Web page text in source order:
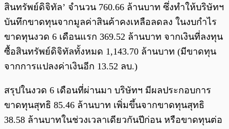
สินทรัพย์ดิจิทัล’ จำนวน 760.66 ล้านบาท ซึ่งทำให้บริษัทฯ
บันทึกขาดทุนจากมูลค่าสินค้าคงเหลือลดลง ในงบกำไร
ขาดทุนงวด 6 เดือนแรก 369.52 ล้านบาท จากเงินที่ลงทุน
ซื้อสินทรัพย์ดิจิทัลทั้งหมด 1,143.70 ล้านบาท (มีขาดทุน
จากการแปลงค่าเงินอีก 13.52 ลบ.)
สรุปในงวด 6 เดือนที่ผ่านมา บริษัทฯ มีผลประกอบการ
ขาดทุนสุทธิ 85.46 ล้านบาท เพิ่มขึ้นจากขาดทุนสุทธิ
38.58 ล้านบาทในช่วงเวลาเดียวกันปีก่อน หรือขาดทุนต่อ